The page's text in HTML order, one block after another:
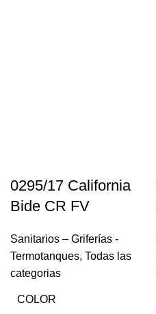
0295/17 California
Bide CR FV
Sanitarios – Griferías -
Termotanques, Todas las
categorias
COLOR